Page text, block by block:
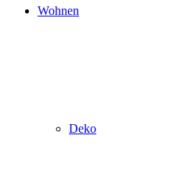
Wohnen
Deko